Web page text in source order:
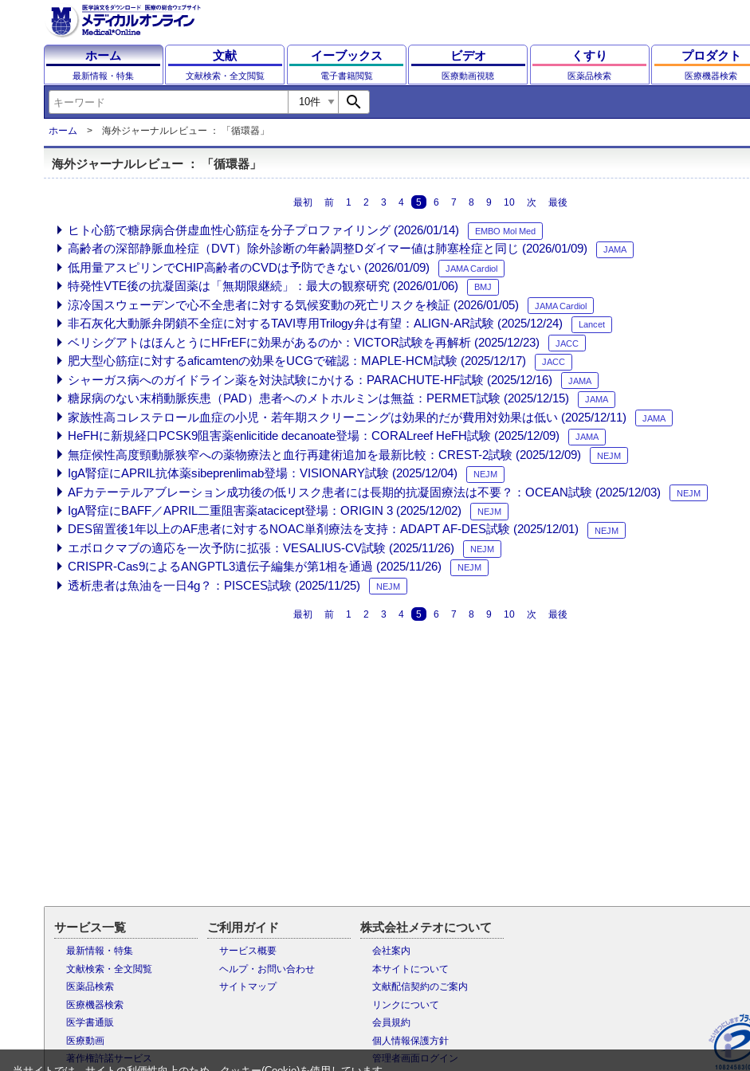
ホーム
最新情報・特集
文献
文献検索・全文閲覧
イーブックス
電子書籍閲覧
ビデオ
医療動画視聴
くすり
医薬品検索
プロダクト
医療機器検索
search
ホーム 海外ジャーナルレビュー ： 「循環器」
海外ジャーナルレビュー ： 「循環器」
最初 前 1 2 3 4 5 6 7 8 9 10 次 最後
ヒト心筋で糖尿病合併虚血性心筋症を分子プロファイリング (2026/01/14) EMBO Mol Med
高齢者の深部静脈血栓症（DVT）除外診断の年齢調整Dダイマー値は肺塞栓症と同じ (2026/01/09) JAMA
低用量アスピリンでCHIP高齢者のCVDは予防できない (2026/01/09) JAMA Cardiol
特発性VTE後の抗凝固薬は「無期限継続」：最大の観察研究 (2026/01/06) BMJ
涼冷国スウェーデンで心不全患者に対する気候変動の死亡リスクを検証 (2026/01/05) JAMA Cardiol
非石灰化大動脈弁閉鎖不全症に対するTAVI専用Trilogy弁は有望：ALIGN-AR試験 (2025/12/24) Lancet
ベリシグアトはほんとうにHFrEFに効果があるのか：VICTOR試験を再解析 (2025/12/23) JACC
肥大型心筋症に対するaficamtenの効果をUCGで確認：MAPLE-HCM試験 (2025/12/17) JACC
シャーガス病へのガイドライン薬を対決試験にかける：PARACHUTE-HF試験 (2025/12/16) JAMA
糖尿病のない末梢動脈疾患（PAD）患者へのメトホルミンは無益：PERMET試験 (2025/12/15) JAMA
家族性高コレステロール血症の小児・若年期スクリーニングは効果的だが費用対効果は低い (2025/12/11) JAMA
HeFHに新規経口PCSK9阻害薬enlicitide decanoate登場：CORALreef HeFH試験 (2025/12/09) JAMA
無症候性高度頸動脈狭窄への薬物療法と血行再建術追加を最新比較：CREST-2試験 (2025/12/09) NEJM
IgA腎症にAPRIL抗体薬sibeprenlimab登場：VISIONARY試験 (2025/12/04) NEJM
AFカテーテルアブレーション成功後の低リスク患者には長期的抗凝固療法は不要？：OCEAN試験 (2025/12/03) NEJM
IgA腎症にBAFF／APRIL二重阻害薬atacicept登場：ORIGIN 3 (2025/12/02) NEJM
DES留置後1年以上のAF患者に対するNOAC単剤療法を支持：ADAPT AF-DES試験 (2025/12/01) NEJM
エボロクマブの適応を一次予防に拡張：VESALIUS-CV試験 (2025/11/26) NEJM
CRISPR-Cas9によるANGPTL3遺伝子編集が第1相を通過 (2025/11/26) NEJM
透析患者は魚油を一日4g？：PISCES試験 (2025/11/25) NEJM
最初 前 1 2 3 4 5 6 7 8 9 10 次 最後
サービス一覧
最新情報・特集
文献検索・全文閲覧
医薬品検索
医療機器検索
医学書通販
医療動画
著作権許諾サービス
ご利用ガイド
サービス概要
ヘルプ・お問い合わせ
サイトマップ
株式会社メテオについて
会社案内
本サイトについて
文献配信契約のご案内
リンクについて
会員規約
個人情報保護方針
管理者画面ログイン